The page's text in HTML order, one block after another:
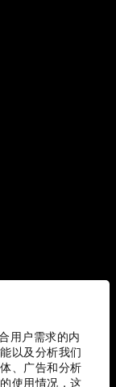
用户需求的内
以及分析我们
、广告和分析
使用情况，这